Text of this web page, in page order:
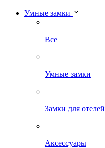
Умные замки
Все
Умные замки
Замки для отелей
Аксессуары